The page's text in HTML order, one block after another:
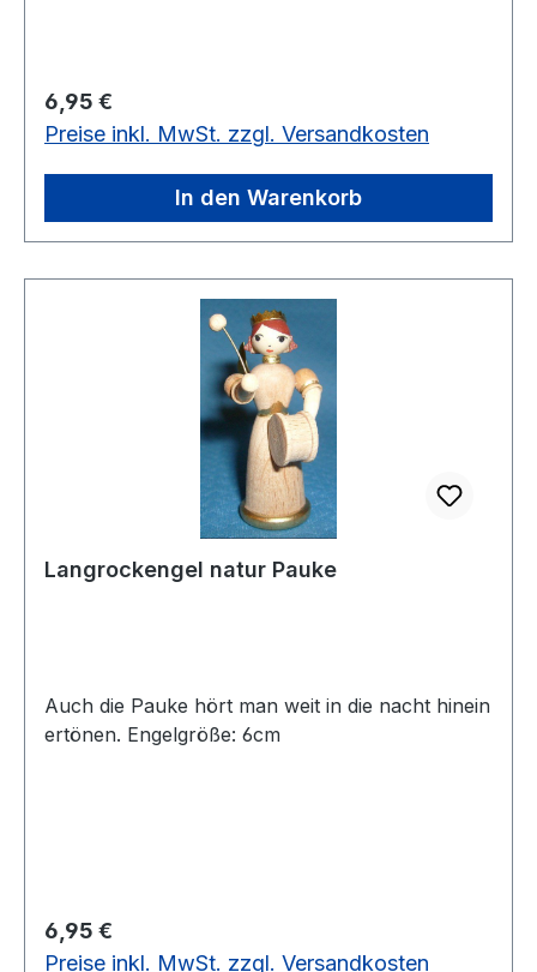
Regulärer Preis:
6,95 €
Preise inkl. MwSt. zzgl. Versandkosten
In den Warenkorb
Langrockengel natur Pauke
Auch die Pauke hört man weit in die nacht hinein
ertönen. Engelgröße: 6cm
Regulärer Preis:
6,95 €
Preise inkl. MwSt. zzgl. Versandkosten